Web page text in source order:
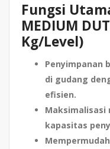
Fungsi
MEDIUM
Kg/Level)
Penyimpanan
di gudang
efisien.
Maksimalisasi
kapasitas